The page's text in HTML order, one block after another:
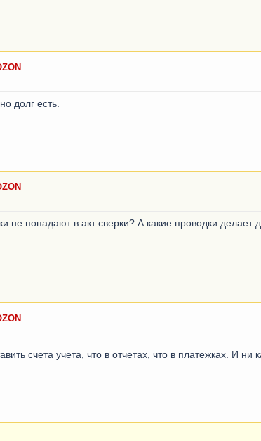
долг есть.
не попадают в акт сверки? А какие проводки делает
счета учета, что в отчетах, что в платежках. И ни